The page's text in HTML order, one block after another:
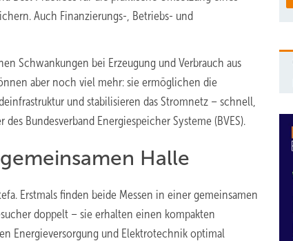
Auch Finanzierungs-, Betriebs- und
Schwankungen bei Erzeugung und Verbrauch aus
aber noch viel mehr: sie ermöglichen die
und stabilisieren das Stromnetz – schnell,
Bundesverband Energiespeicher Systeme (BVES).
Halle
Erstmals finden beide Messen in einer gemeinsamen
doppelt – sie erhalten einen kompakten
Energieversorgung und Elektrotechnik optimal